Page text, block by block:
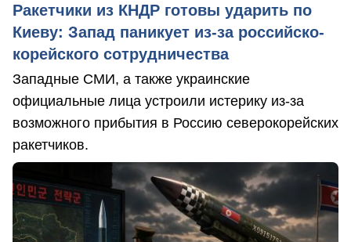
Ракетчики из КНДР готовы ударить по
Киеву: Запад паникует из-за российско-
корейского сотрудничества
Западные СМИ, а также украинские
официальные лица устроили истерику из-за
возможного прибытия в Россию северокорейских
ракетчиков.